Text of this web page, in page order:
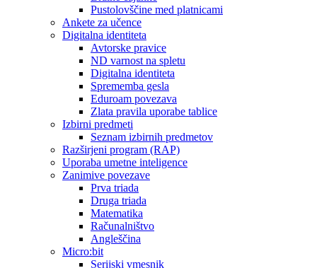
Pustolovščine med platnicami
Ankete za učence
Digitalna identiteta
Avtorske pravice
ND varnost na spletu
Digitalna identiteta
Sprememba gesla
Eduroam povezava
Zlata pravila uporabe tablice
Izbirni predmeti
Seznam izbirnih predmetov
Razširjeni program (RAP)
Uporaba umetne inteligence
Zanimive povezave
Prva triada
Druga triada
Matematika
Računalništvo
Angleščina
Micro:bit
Serijski vmesnik